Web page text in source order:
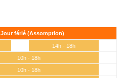
Jour férié (Assomption)
14h - 18h
10h - 18h
10h - 18h